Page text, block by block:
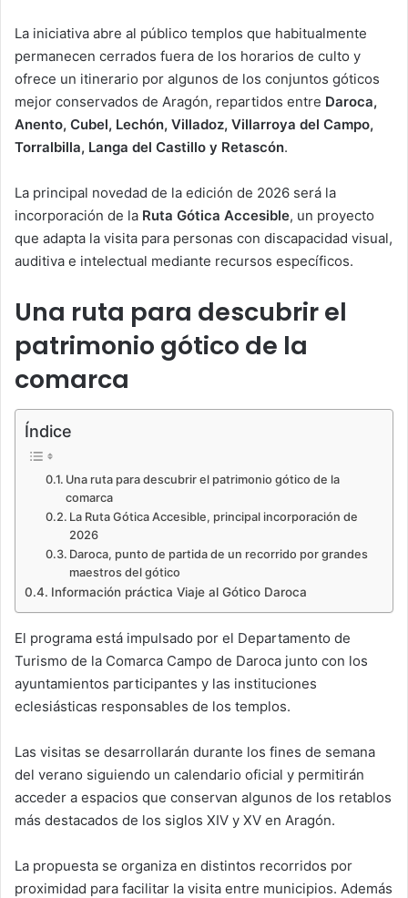
La iniciativa abre al público templos que habitualmente
permanecen cerrados fuera de los horarios de culto y
ofrece un itinerario por algunos de los conjuntos góticos
mejor conservados de Aragón, repartidos entre Daroca,
Anento, Cubel, Lechón, Villadoz, Villarroya del Campo,
Torralbilla, Langa del Castillo y Retascón.
La principal novedad de la edición de 2026 será la
incorporación de la Ruta Gótica Accesible, un proyecto
que adapta la visita para personas con discapacidad visual,
auditiva e intelectual mediante recursos específicos.
Una ruta para descubrir el
patrimonio gótico de la
comarca
Índice
Una ruta para descubrir el patrimonio gótico de la
comarca
La Ruta Gótica Accesible, principal incorporación de
2026
Daroca, punto de partida de un recorrido por grandes
maestros del gótico
Información práctica Viaje al Gótico Daroca
El programa está impulsado por el Departamento de
Turismo de la Comarca Campo de Daroca junto con los
ayuntamientos participantes y las instituciones
eclesiásticas responsables de los templos.
Las visitas se desarrollarán durante los fines de semana
del verano siguiendo un calendario oficial y permitirán
acceder a espacios que conservan algunos de los retablos
más destacados de los siglos XIV y XV en Aragón.
La propuesta se organiza en distintos recorridos por
proximidad para facilitar la visita entre municipios. Además